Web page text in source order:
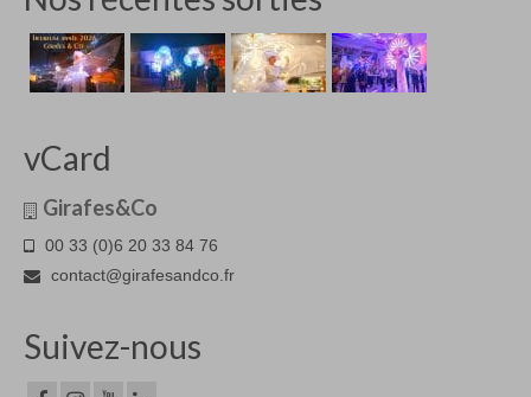
vCard
Girafes&Co
00 33 (0)6 20 33 84 76
contact@girafesandco.fr
Suivez-nous